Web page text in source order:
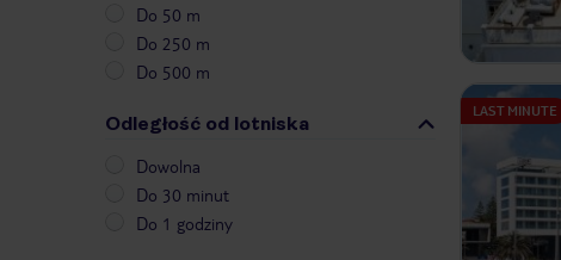
Do 50 m
Do 250 m
Do 500 m
Odległość od lotniska
Dowolna
Do 30 minut
Do 1 godziny
LAST MINUTE